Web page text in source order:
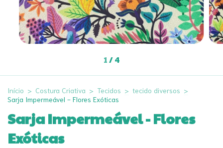
1/4
Início > Costura Criativa > Tecidos > tecido diversos >
Sarja Impermeável - Flores Exóticas
Sarja Impermeável - Flores
Exóticas